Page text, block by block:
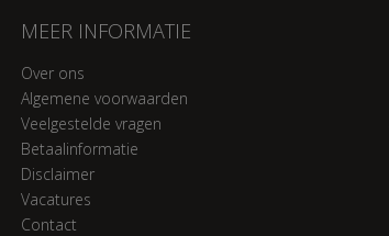
MEER INFORMATIE
Over ons
Algemene voorwaarden
Veelgestelde vragen
Betaalinformatie
Disclaimer
Vacatures
Contact